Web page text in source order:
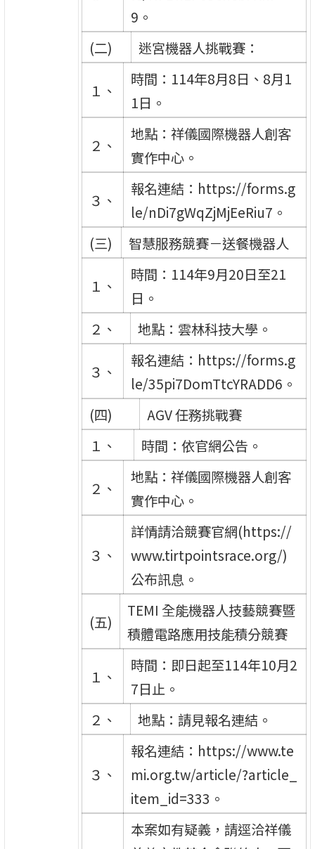
9。
(二)
迷宮機器人挑戰賽：
１、
時間：114年8月8日、8月1
1日。
２、
地點：祥儀國際機器人創客
實作中心。
３、
報名連結：https://forms.g
le/nDi7gWqZjMjEeRiu7。
(三)
智慧服務競賽－送餐機器人
１、
時間：114年9月20日至21
日。
２、
地點：雲林科技大學。
３、
報名連結：https://forms.g
le/35pi7DomTtcYRADD6。
(四)
AGV 任務挑戰賽
１、
時間：依官網公告。
２、
地點：祥儀國際機器人創客
實作中心。
３、
詳情請洽競賽官網(https://
www.tirtpointsrace.org/)
公布訊息。
(五)
TEMI 全能機器人技藝競賽暨
積體電路應用技能積分競賽
１、
時間：即日起至114年10月2
7日止。
２、
地點：請見報名連結。
３、
報名連結：https://www.te
mi.org.tw/article/?article_
item_id=333。
本案如有疑義，請逕洽祥儀